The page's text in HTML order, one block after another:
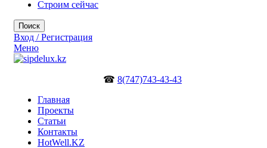
Строим сейчас
Поиск
Вход / Регистрация
Меню
☎ 8(747)743-43-43
Главная
Проекты
Статьи
Контакты
HotWell.KZ